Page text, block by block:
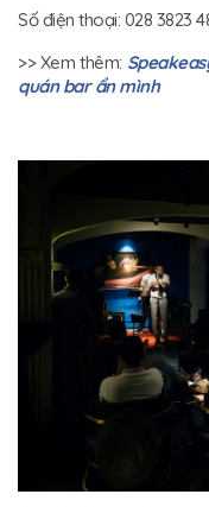
Số điện thoại: 028 3823
>> Xem thêm:
quán bar ẩn mình